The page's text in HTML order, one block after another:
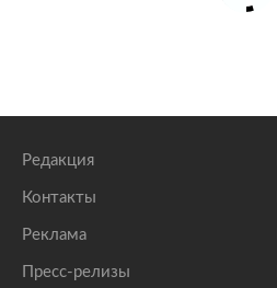
Редакция
Контакты
Реклама
Пресс-релизы